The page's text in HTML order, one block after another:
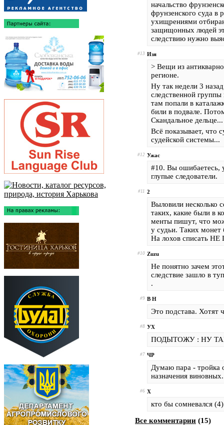
начальство
фрунзенского суда в
ухищрениями
защищонных людей
следствию нужно
#13 Изя
> Вещи из
регионе.
Ну так недели 3
следственной
там попали в
били в подвале.
Скандальное дельце...
Всё показывает, что
судейской системы...
#12 Ужас
#10. Вы ошибаетесь,
глупые следователи.
#11 2
Выловили несколько
таких, какие были в
менты пишут, что
у судьи. Таких
На лохов списать
#10 Zuzu
Не понятно зачем
следствие зашло в
.
#9 В Н
Это подстава. Хотят
#8 УХ
ПОДЫТОЖУ : НУ
#7 ЧР
Думаю пара - тройка
назначения виновных.
#6 Х
кто бы сомневался (4)
Все комментарии (15)